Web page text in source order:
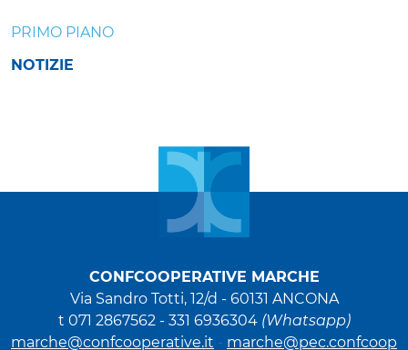
PRIMO PIANO
NOTIZIE
CONFCOOPERATIVE MARCHE
Via Sandro Totti, 12/d - 60131 ANCONA
t 071 2867562 - 331 6936304 (Whatsapp)
marche@confcooperative.it - marche@pec.confcoop